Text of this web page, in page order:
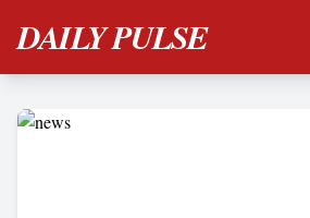
DAILY PULSE